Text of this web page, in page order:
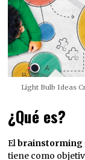
Light Bulb Ideas
¿Qué es?
Elbrainstorming
tiene como